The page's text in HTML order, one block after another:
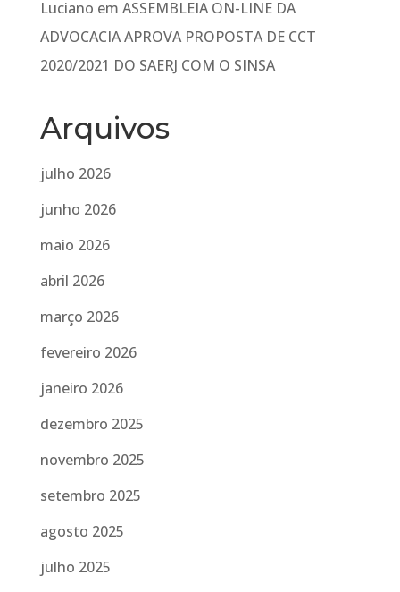
Luciano em ASSEMBLEIA ON-LINE DA
ADVOCACIA APROVA PROPOSTA DE CCT
2020/2021 DO SAERJ COM O SINSA
Arquivos
julho 2026
junho 2026
maio 2026
abril 2026
março 2026
fevereiro 2026
janeiro 2026
dezembro 2025
novembro 2025
setembro 2025
agosto 2025
julho 2025